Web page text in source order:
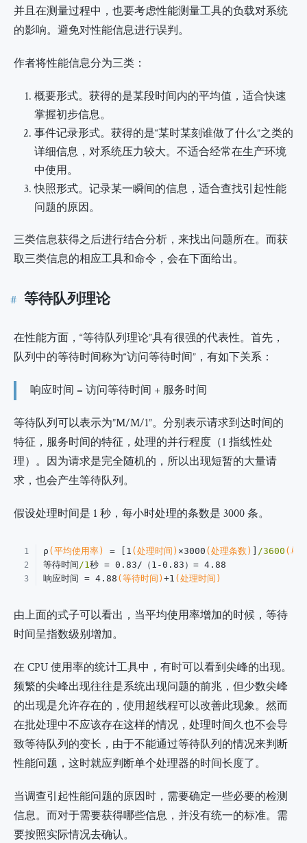
并且在测量过程中，也要考虑性能测量工具的负载对系统
的影响。避免对性能信息进行误判。
作者将性能信息分为三类：
概要形式。获得的是某段时间内的平均值，适合快速
掌握初步信息。
事件记录形式。获得的是“某时某刻谁做了什么”之类的
详细信息，对系统压力较大。不适合经常在生产环境
中使用。
快照形式。记录某一瞬间的信息，适合查找引起性能
问题的原因。
三类信息获得之后进行结合分析，来找出问题所在。而获
取三类信息的相应工具和命令，会在下面给出。
等待队列理论
在性能方面，“等待队列理论”具有很强的代表性。首先，
队列中的等待时间称为“访问等待时间”，有如下关系：
响应时间 = 访问等待时间 + 服务时间
等待队列可以表示为”M/M/1”。分别表示请求到达时间的
特征，服务时间的特征，处理的并行程度（1 指线性处
理）。因为请求是完全随机的，所以出现短暂的大量请
求，也会产生等待队列。
假设处理时间是 1 秒，每小时处理的条数是 3000 条。
1
2
3
ρ (平均使用率) = [1 (处理时间) ×3000 (处理条数) /3600 (单
等待时间/1秒 = 0.83/（1-0.83）= 4.88
响应时间 = 4.88 (等待时间) +1 (处理时间)
由上面的式子可以看出，当平均使用率增加的时候，等待
时间呈指数级别增加。
在 CPU 使用率的统计工具中，有时可以看到尖峰的出现。
频繁的尖峰出现往往是系统出现问题的前兆，但少数尖峰
的出现是允许存在的，使用超线程可以改善此现象。然而
在批处理中不应该存在这样的情况，处理时间久也不会导
致等待队列的变长，由于不能通过等待队列的情况来判断
性能问题，这时就应判断单个处理器的时间长度了。
当调查引起性能问题的原因时，需要确定一些必要的检测
信息。而对于需要获得哪些信息，并没有统一的标准。需
要按照实际情况去确认。